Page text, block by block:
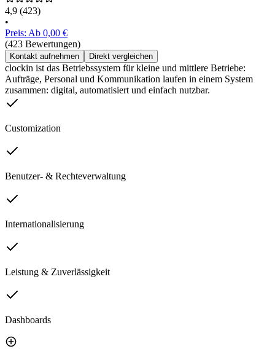
4,9 (423)
•
Preis: Ab 0,00 €
(423 Bewertungen)
Kontakt aufnehmen Direkt vergleichen
clockin ist das Betriebssystem für kleine und mittlere Betriebe:
Aufträge, Personal und Kommunikation laufen in einem System
zusammen: digital, automatisiert und einfach nutzbar.
Customization
Benutzer- & Rechteverwaltung
Internationalisierung
Leistung & Zuverlässigkeit
Dashboards